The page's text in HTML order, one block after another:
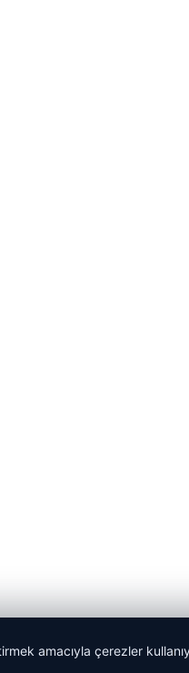
amacıyla çerezler